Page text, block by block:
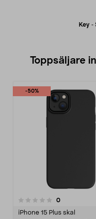
Key-
Toppsäljare
-50%
0recensioner
iPhone 15 Plus skal
5.0 av 5 stjärnor